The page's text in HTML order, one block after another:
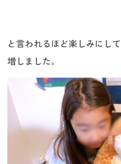
と言われるほど楽しみにし
増しました。